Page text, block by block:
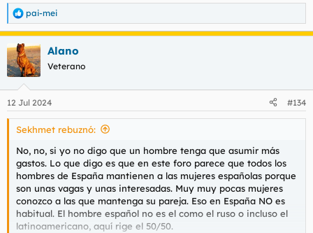
R
e
a
c
c
i
e
s
pai-mei
Alano
Veterano
12 Jul 2024 #134
Sekhmet rebuznó:
No, no, si yo no digo que un hombre tenga que asumir más
gastos. Lo que digo es que en este foro parece que todos los
hombres de España mantienen a las mujeres españolas porque
son unas vagas y unas interesadas. Muy muy pocas mujeres
conozco a las que mantenga su pareja. Eso en España NO es
habitual. El hombre español no es el como el ruso o incluso el
latinoamericano, aquí rige el 50/50.